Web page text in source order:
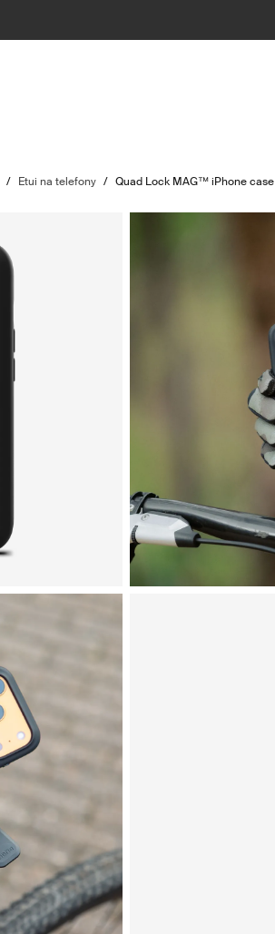
/ Etui na telefony / Quad Lock MAG™ iPhone case